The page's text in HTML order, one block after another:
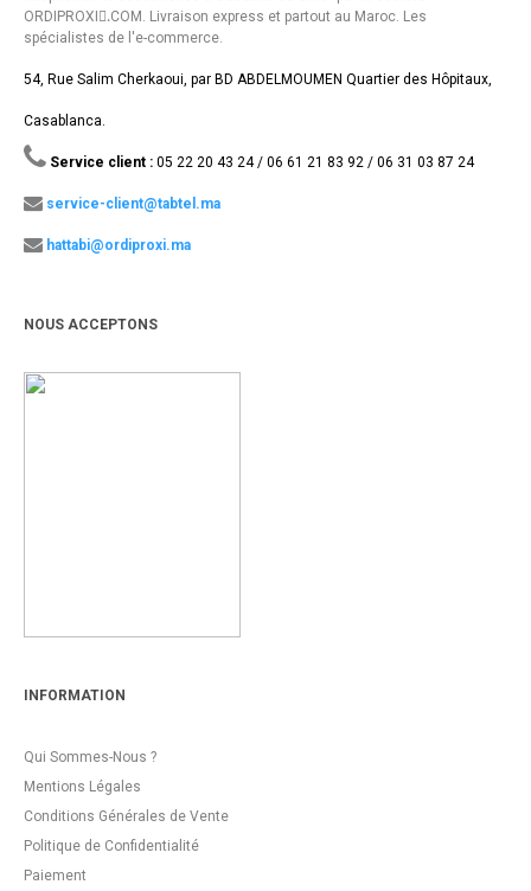
ORDIPROXI.ِCOM. Livraison express et partout au Maroc. Les
spécialistes de l'e-commerce.
54, Rue Salim Cherkaoui, par BD ABDELMOUMEN Quartier des Hôpitaux,
Casablanca.
Service client : 05 22 20 43 24 / 06 61 21 83 92 / 06 31 03 87 24
service-client@tabtel.ma
hattabi@ordiproxi.ma
NOUS ACCEPTONS
INFORMATION
Qui Sommes-Nous ?
Mentions Légales
Conditions Générales de Vente
Politique de Confidentialité
Paiement